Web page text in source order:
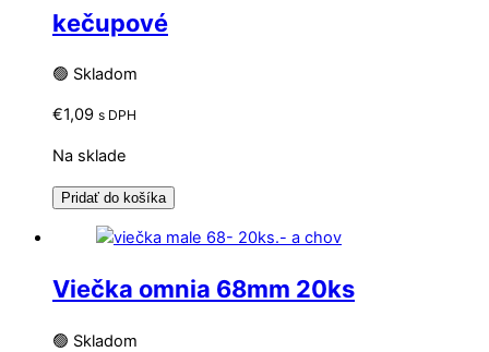
kečupové
🟢 Skladom
€1,09 s DPH
Na sklade
Pridať do košíka
Viečka omnia 68mm 20ks
🟢 Skladom